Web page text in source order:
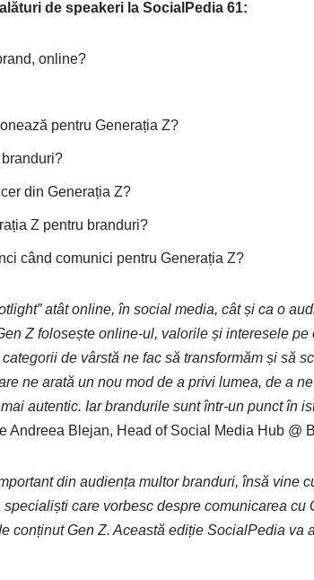
de speakeri la SocialPedia 61:
online?
pentru Generația Z?
din Generația Z?
Z pentru branduri?
când comunici pentru Generația Z?
atât online, în social media, cât și ca o
Z folosește online-ul, valorile și interesele
de vârstă ne fac să transformăm și să
ne arată un nou mod de a privi lumea, de a
autentic. Iar brandurile sunt într-un punct în
Andreea Blejan, Head of Social Media Hub @
din audiența multor branduri, însă vine
care vorbesc despre comunicarea cu
conținut Gen Z. Această ediție SocialPedia va